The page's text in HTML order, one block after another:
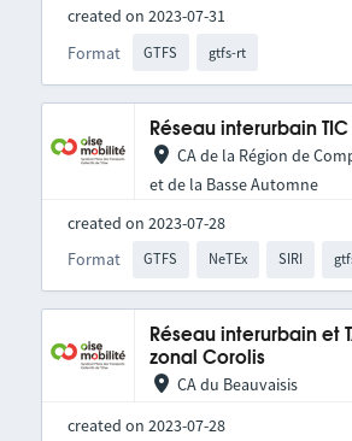
created on 2023-07-31
Format
GTFS gtfs-rt
Réseau interurbain TIC
CA de la Région de
et de la Basse Automne
created on 2023-07-28
Format
GTFS NeTEx SIRI
Réseau interurbain et
zonal Corolis
CA du Beauvaisis
created on 2023-07-28